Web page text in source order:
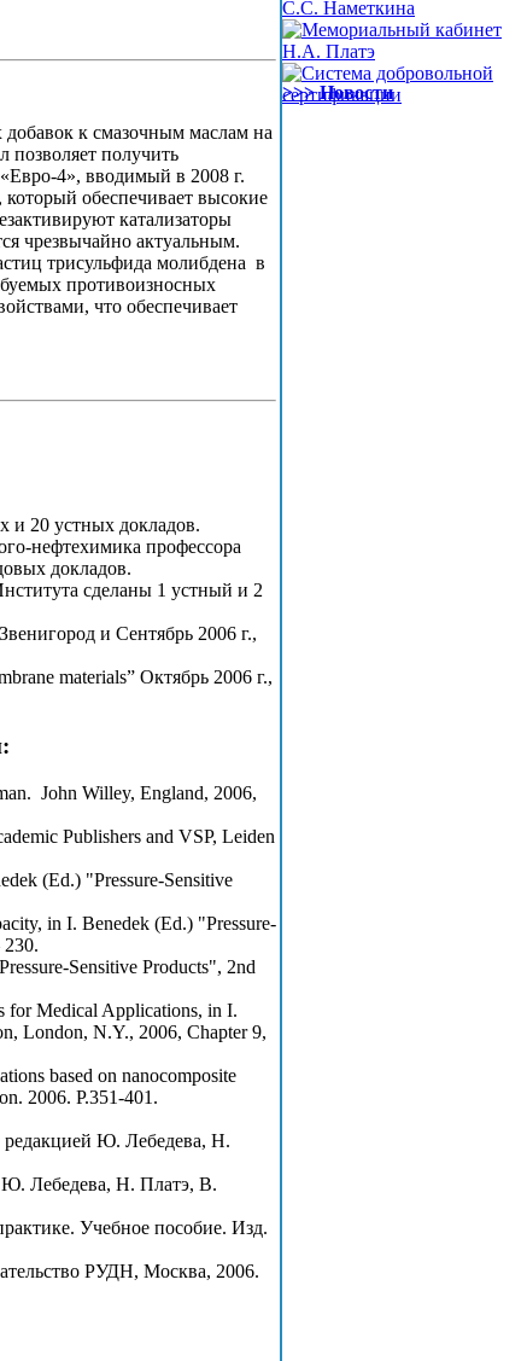
к смазочным маслам на
позволяет получить
вводимый в 2008 г.
обеспечивает высокие
катализаторы
чрезвычайно актуальным.
трисульфида молибдена в
противоизносных
что обеспечивает
и 20 устных докладов.
нефтехимика профессора
докладов.
сделаны 1 устный и 2
и Сентябрь 2006 г.,
materials” Октябрь 2006 г.,
John Willey, England, 2006,
Publishers and VSP, Leiden
(Ed.) "Pressure-Sensitive
in I. Benedek (Ed.) "Pressure-
Sensitive Products", 2nd
for Medical Applications, in I.
London, N.Y., 2006, Chapter 9,
based on nanocomposite
2006. P.351-401.
Ю. Лебедева, Н.
Лебедева, Н. Платэ, В.
Учебное пособие. Изд.
РУДН, Москва, 2006.
>>> Новости